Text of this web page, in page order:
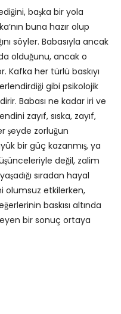
başka bir yola
buna hazır olup
söyler. Babasıyla ancak
olduğunu, ancak o
Kafka her türlü baskıyı
gibi psikolojik
Babası ne kadar iri ve
zayıf, sıska, zayıf,
şeyde zorluğun
bir güç kazanmış, ya
değil, zalim
sıradan hayal
olumsuz etkilerken,
baskısı altında
bir sonuç ortaya